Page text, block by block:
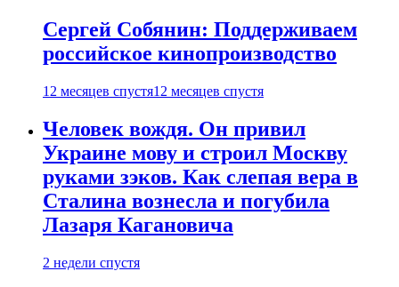
Сергей Собянин: Поддерживаем
российское кинопроизводство
12 месяцев спустя12 месяцев спустя
Человек вождя. Он привил
Украине мову и строил Москву
руками зэков. Как слепая вера в
Сталина вознесла и погубила
Лазаря Кагановича
2 недели спустя